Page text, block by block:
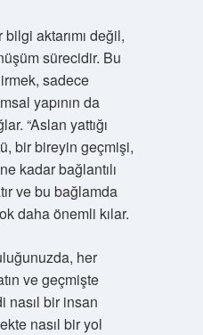
aktarımı değil,
sürecidir. Bu
sadece
yapının da
“Aslan yattığı
bir bireyin geçmişi,
kadar bağlantılı
ve bu bağlamda
daha önemli kılar.
her
ve geçmişte
nasıl bir insan
nasıl bir yol